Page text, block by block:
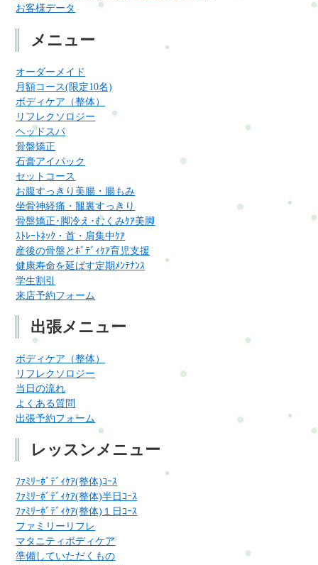
お客様データ
メニュー
オーダーメイド
月額コース(限定10名)
ボディケア（整体）
リフレクソロジー
ヘッドスパ
骨盤矯正
石膏アイパック
セットコース
お腹すっきり美腸・腸もみ
坐骨神経痛・腿裏すっきり
骨盤矯正･脚冷え･むくみｹｱ美脚
ｽﾄﾚｰﾄﾈｯｸ・首・肩集中ｹｱ
産後の骨盤とﾎﾞﾃﾞｨｹｱ育児支援
健康寿命を延ばす定期ﾒﾝﾃﾅﾝｽ
学生割引
来店予約フォーム
出張メニュー
ボディケア（整体）
リフレクソロジー
当日の流れ
よくある質問
出張予約フォーム
レッスンメニュー
ﾌｧﾐﾘｰﾎﾞﾃﾞｨｹｱ(整体)ｺｰｽ
ﾌｧﾐﾘｰﾎﾞﾃﾞｨｹｱ(整体)半日ｺｰｽ
ﾌｧﾐﾘｰﾎﾞﾃﾞｨｹｱ(整体)１日ｺｰｽ
ファミリーリフレ
マタニティボディケア
準備していただくもの